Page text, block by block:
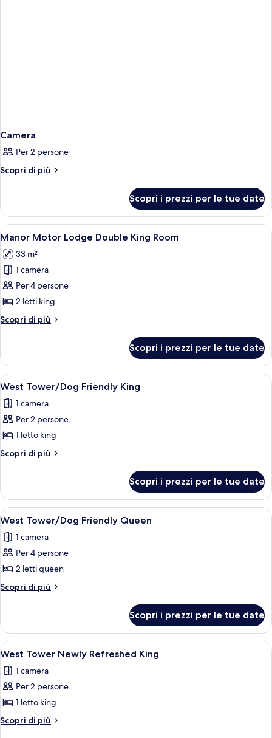
Camera
Per 2 persone
Scopri di più
Altri
Scopri i prezzi per le tue date
Apri
tutte
le
foto
per
Manor
Motor
Lodge
King
Room
Camera d'albergo con un letto
3
Manor Motor Lodge Double King Room
33 m²
1 camera
Per 4 persone
2 letti king
Scopri di più
Altri
Motor
Lodge
Double
Room
Scopri i prezzi per le tue date
Apri
tutte
le
foto
per
West
King
Camera d'albergo con un letto
3
West Tower/Dog Friendly King
1 camera
Per 2 persone
1 letto king
Scopri di più
Altri
Tower/Dog
Friendly
King
Scopri i prezzi per le tue date
Apri
tutte
le
foto
per
West
Queen
Camera d'albergo con due letti, una
2
West Tower/Dog Friendly Queen
1 camera
Per 4 persone
2 letti queen
Scopri di più
Altri
Tower/Dog
Friendly
Queen
Scopri i prezzi per le tue date
Apri
tutte
le
foto
per
West
Una camera d'albergo con un letto
3
West Tower Newly Refreshed King
1 camera
Per 2 persone
1 letto king
Scopri di più
Altri